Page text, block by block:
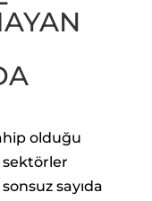
olduğu
sektörler
sonsuz sayıda